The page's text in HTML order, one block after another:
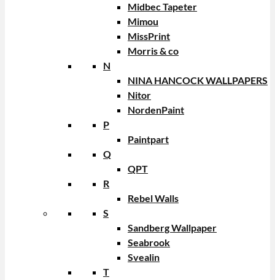
Midbec Tapeter
Mimou
MissPrint
Morris & co
N
NINA HANCOCK WALLPAPERS
Nitor
NordenPaint
P
Paintpart
Q
QPT
R
Rebel Walls
S
Sandberg Wallpaper
Seabrook
Svealin
T